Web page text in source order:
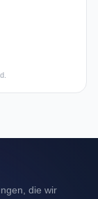
die wir